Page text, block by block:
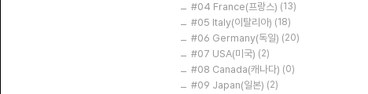
#04 France(프랑스) (13)
#05 Italy(이탈리아) (18)
#06 Germany(독일) (20)
#07 USA(미국) (2)
#08 Canada(캐나다) (0)
#09 Japan(일본) (2)